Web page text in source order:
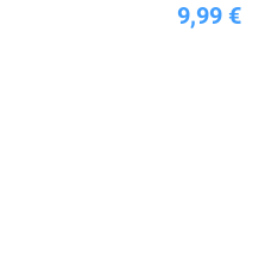
9,99 €